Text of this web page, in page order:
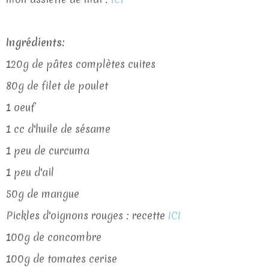
Ingrédients:
120g de pâtes complètes cuites
80g de filet de poulet
1 oeuf
1 cc d'huile de sésame
1 peu de curcuma
1 peu d'ail
50g de mangue
Pickles d'oignons rouges : recette ICI
100g de concombre
100g de tomates cerise